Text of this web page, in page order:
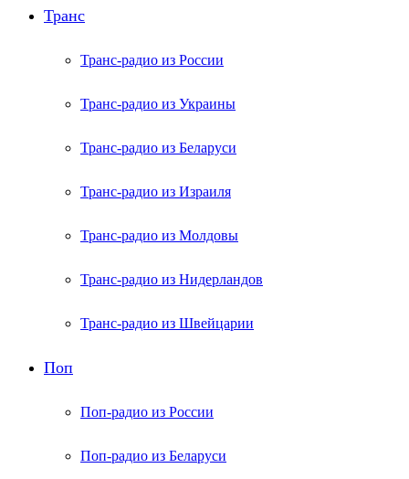
Транс
Транс-радио из России
Транс-радио из Украины
Транс-радио из Беларуси
Транс-радио из Израиля
Транс-радио из Молдовы
Транс-радио из Нидерландов
Транс-радио из Швейцарии
Поп
Поп-радио из России
Поп-радио из Беларуси